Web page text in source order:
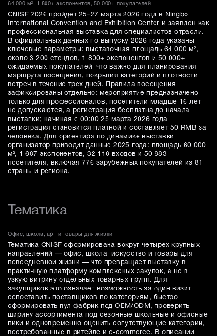
64 000 м², 1 800+ экспонентов, 50 000+ покупателей
CNISF 2026 пройдет 25–27 марта 2026 года в Ningbo
International Convention and Exhibition Center и заявлен как
профессиональная выставка для специалистов отрасли.
В официальных данных по выпуску 2026 года указаны
ключевые параметры: выставочная площадь 64 000 м²,
около 3 200 стендов, 1 800+ экспонентов и 50 000+
ожидаемых покупателей, что важно для планирования
маршрута посещения, покрытия категорий и плотности
встреч в течение трех дней. Правила посещения
зафиксированы отдельно: мероприятие предназначено
только для профессионалов, посетители младше 16 лет
не допускаются, а регистрация бесплатна до начала
выставки; начиная с 00:00 25 марта 2026 года
регистрация становится платной и составляет 50 RMB за
человека. Для ориентира по динамике выставки
организатор приводит данные 2025 года: площадь 60 000
м², 1 687 экспонентов, 32 116 входов и 50 883
посетителя, включая 776 зарубежных покупателей из 81
страны и региона.
Тематика
Офис, школа, арт и товары для жизни
Тематика CNISF сформирована вокруг четырех крупных
направлений — офис, школа, искусство и товары для
повседневной жизни — что превращает выставку в
практичную платформу комплексных закупок, а не в
узкую витрину отдельных товарных групп. Для
закупщиков это означает возможность за один визит
сопоставить поставщиков по категориям, быстро
сформировать пул фабрик под OEM/ODM, проверить
ширину ассортимента под сезонные школьные и офисные
пики и одновременно оценить сопутствующие категории,
востребованные в ритейле и e-commerce. В описании